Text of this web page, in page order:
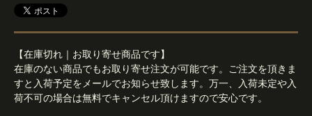
【在庫切れ｜お取り寄せ商品です】
在庫のない商品でもお取り寄せ注文が可能です。ご注文を頂きま
すと入荷予定をメールでお知らせ致します。万一、入荷未定や入
荷不可の場合は無料でキャンセル頂けますので安心です。